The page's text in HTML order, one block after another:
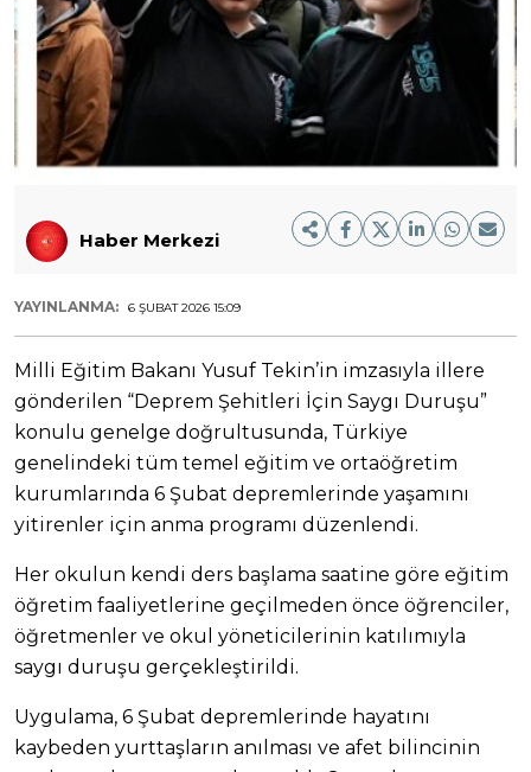
Haber Merkezi
YAYINLANMA: 6 ŞUBAT 2026 15:09
Milli Eğitim Bakanı Yusuf Tekin’in imzasıyla illere
gönderilen “Deprem Şehitleri İçin Saygı Duruşu”
konulu genelge doğrultusunda, Türkiye
genelindeki tüm temel eğitim ve ortaöğretim
kurumlarında 6 Şubat depremlerinde yaşamını
yitirenler için anma programı düzenlendi.
Her okulun kendi ders başlama saatine göre eğitim
öğretim faaliyetlerine geçilmeden önce öğrenciler,
öğretmenler ve okul yöneticilerinin katılımıyla
saygı duruşu gerçekleştirildi.
Uygulama, 6 Şubat depremlerinde hayatını
kaybeden yurttaşların anılması ve afet bilincinin